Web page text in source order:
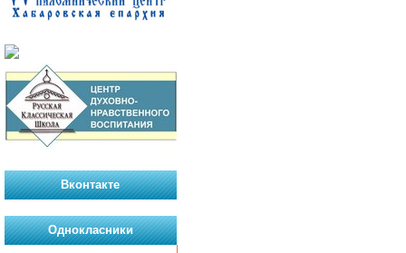
Вконтакте
Однокласники